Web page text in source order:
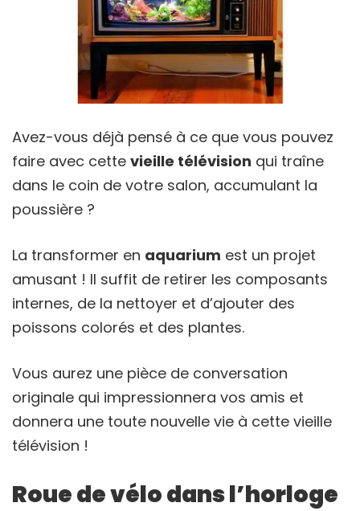
Avez-vous déjà pensé à ce que vous pouvez
faire avec cette vieille télévision qui traîne
dans le coin de votre salon, accumulant la
poussière ?
La transformer en aquarium est un projet
amusant ! Il suffit de retirer les composants
internes, de la nettoyer et d’ajouter des
poissons colorés et des plantes.
Vous aurez une pièce de conversation
originale qui impressionnera vos amis et
donnera une toute nouvelle vie à cette vieille
télévision !
Roue de vélo dans l’horloge